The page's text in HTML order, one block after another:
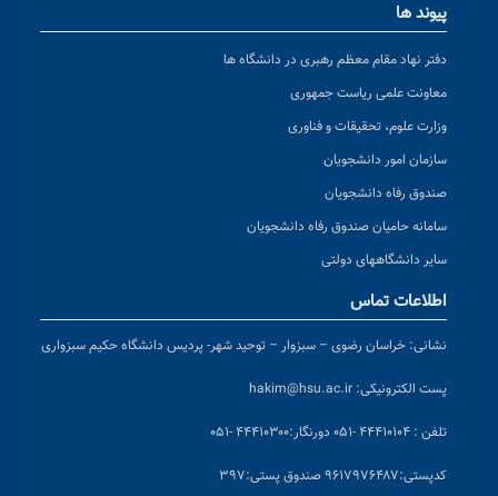
پیوند ها
دفتر نهاد مقام معظم رهبری در دانشگاه ها
معاونت علمی ریاست جمهوری
وزارت علوم، تحقیقات و فناوری
سازمان امور دانشجویان
صندوق رفاه دانشجویان
سامانه حامیان صندوق رفاه دانشجویان
سایر دانشگاههای دولتی
اطلاعات تماس
نشانی: خراسان رضوی – سبزوار – توحید شهر- پردیس دانشگاه حکیم سبزواری
پست الکترونیکی: hakim@hsu.ac.ir
تلفن : ۴۴۴۱۰۱۰۴ -۰۵۱ دورنگار:۴۴۴۱۰۳۰۰ -۰۵۱
کدپستی:۹۶۱۷۹۷۶۴۸۷ صندوق پستی:۳۹۷